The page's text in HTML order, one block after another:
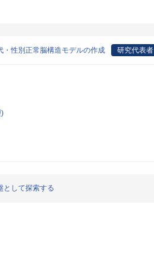
・性別正常脳構造モデルの作成 研究代表者
)
として探索する